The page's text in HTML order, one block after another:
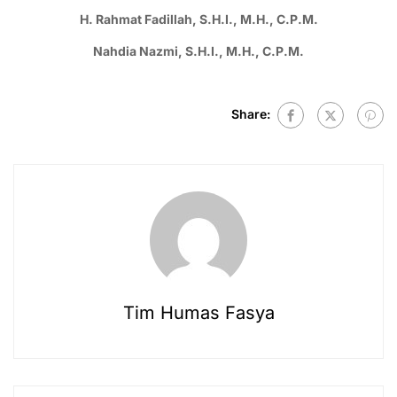
H. Rahmat Fadillah, S.H.I., M.H., C.P.M.
Nahdia Nazmi, S.H.I., M.H., C.P.M.
Share:
Tim Humas Fasya